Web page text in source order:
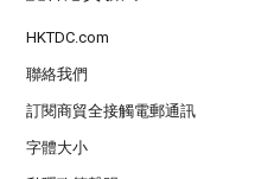
HKTDC.com
聯絡我們
訂閱商貿全接觸電郵通訊
字體大小